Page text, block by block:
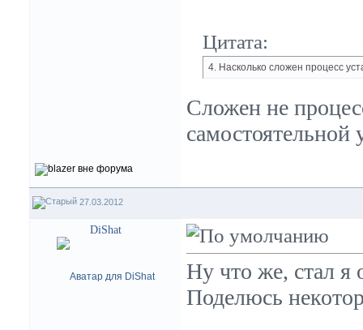
Цитата:
4. Насколько сложен процесс
Сложен не
самостоятельной
27.03.2012
DiShat
Ну что же, стал я
Поделюсь